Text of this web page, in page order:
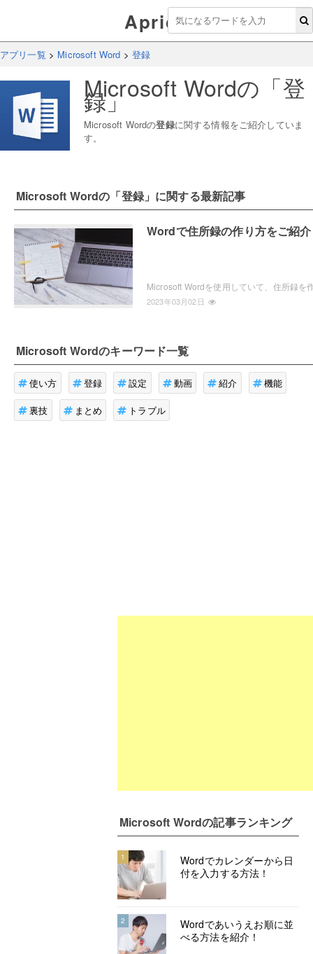
Aprico
アプリ一覧 > Microsoft Word >登録
Microsoft Wordの「登
録」
Microsoft Wordの登録に関する情報をご紹介していま
す。
Microsoft Wordの「登録」に関する最新記事
Wordで住所録の作り方をご紹
2023年03月02日
Microsoft Wordのキーワード一覧
使い方 登録 設定 動画 紹介 機能
裏技 まとめ トラブル
Microsoft Wordの記事ランキング
1
Wordでカレンダーから日
付を入力する方法！
2
Wordであいうえお順に並
べる方法を紹介！